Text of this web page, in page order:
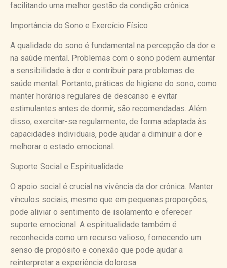
facilitando uma melhor gestão da condição crônica.
Importância do Sono e Exercício Físico
A qualidade do sono é fundamental na percepção da dor e
na saúde mental. Problemas com o sono podem aumentar
a sensibilidade à dor e contribuir para problemas de
saúde mental. Portanto, práticas de higiene do sono, como
manter horários regulares de descanso e evitar
estimulantes antes de dormir, são recomendadas. Além
disso, exercitar-se regularmente, de forma adaptada às
capacidades individuais, pode ajudar a diminuir a dor e
melhorar o estado emocional.
Suporte Social e Espiritualidade
O apoio social é crucial na vivência da dor crônica. Manter
vínculos sociais, mesmo que em pequenas proporções,
pode aliviar o sentimento de isolamento e oferecer
suporte emocional. A espiritualidade também é
reconhecida como um recurso valioso, fornecendo um
senso de propósito e conexão que pode ajudar a
reinterpretar a experiência dolorosa.